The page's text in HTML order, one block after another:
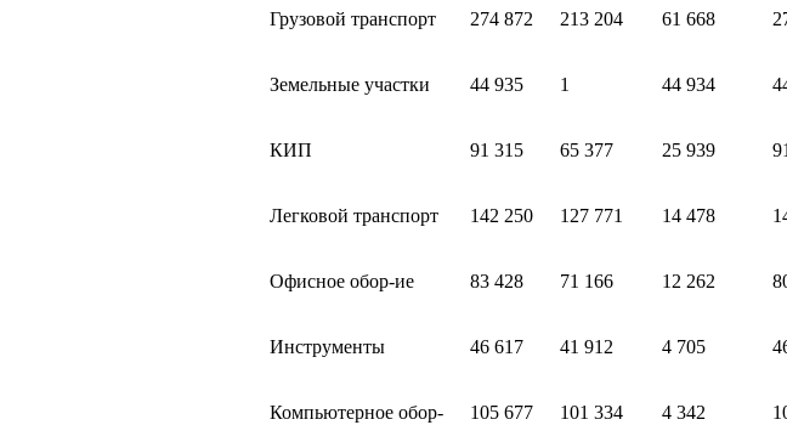
Грузовой транспорт 274 872 213 204 61 668
Земельные участки 44 935 1 44 934
КИП 91 315 65 377 25 939
Легковой транспорт 142 250 127 771 14 478
Офисное обор-ие 83 428 71 166 12 262
Инструменты 46 617 41 912 4 705
Компьютерное обор-
105 677 101 334 4 342